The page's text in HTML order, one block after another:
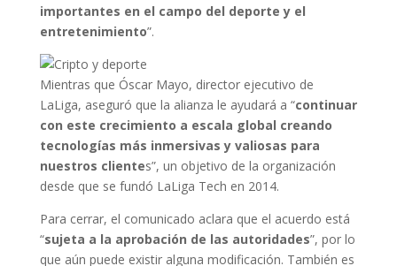
importantes en el campo del deporte y el
entretenimiento”.
Mientras que Óscar Mayo, director ejecutivo de
LaLiga, aseguró que la alianza le ayudará a “continuar
con este crecimiento a escala global creando
tecnologías más inmersivas y valiosas para
nuestros clientes”, un objetivo de la organización
desde que se fundó LaLiga Tech en 2014.
Para cerrar, el comunicado aclara que el acuerdo está
“sujeta a la aprobación de las autoridades”, por lo
que aún puede existir alguna modificación. También es